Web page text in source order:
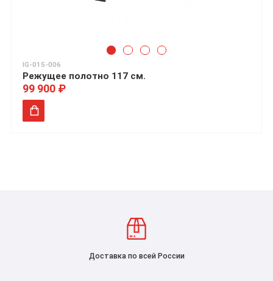
IG-015-006
Режущее полотно 117 см.
99 900 ₽
Доставка по всей России